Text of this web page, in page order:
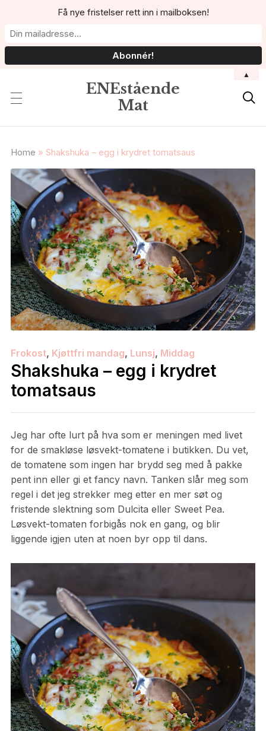
ENEstående
Mat

Home » Shakshuka – egg i krydret tomatsaus
Frokost, Kjøttfri mandag, Lunsj, Middag
Shakshuka – egg i krydret
tomatsaus
Jeg har ofte lurt på hva som er meningen med livet
for de smakløse løsvekt-tomatene i butikken. Du vet,
de tomatene som ingen har brydd seg med å pakke
pent inn eller gi et fancy navn. Tanken slår meg som
regel i det jeg strekker meg etter en mer søt og
fristende slektning som Dulcita eller Sweet Pea.
Løsvekt-tomaten forbigås nok en gang, og blir
liggende igjen uten at noen byr opp til dans.
Få nye fristelser rett inn i mailboksen!
▲